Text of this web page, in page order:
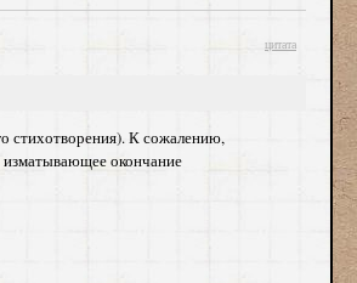
цитата
стихотворения). К сожалению,
изматывающее окончание